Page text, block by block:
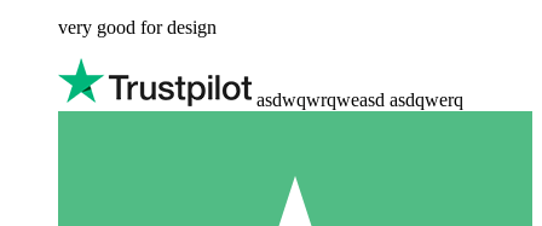
very good for design
asdwqwrqweasd asdqwerq